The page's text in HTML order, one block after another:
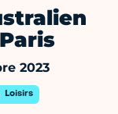
2023
Loisirs